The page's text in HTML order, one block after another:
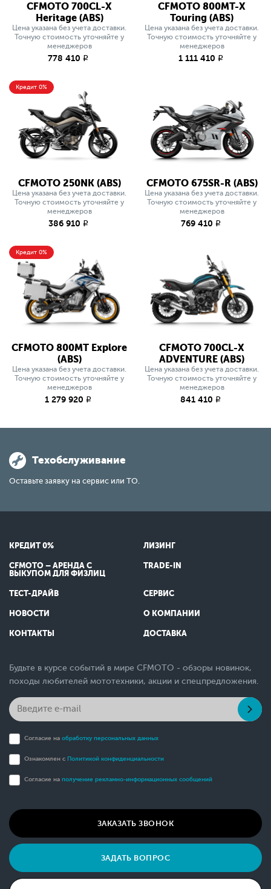
CFMOTO 700CL-X
Heritage (ABS)
Цена указана без учета доставки.
Точную стоимость уточняйте у
менеджеров
778 410 q
CFMOTO 800MT-X
Touring (ABS)
Цена указана без учета доставки.
Точную стоимость уточняйте у
менеджеров
1 111 410 q
Кредит 0%
CFMOTO 250NK (ABS)
Цена указана без учета доставки.
Точную стоимость уточняйте у
менеджеров
386 910 q
CFMOTO 675SR-R (ABS)
Цена указана без учета доставки.
Точную стоимость уточняйте у
менеджеров
769 410 q
Кредит 0%
CFMOTO 800MT Explore
(ABS)
Цена указана без учета доставки.
Точную стоимость уточняйте у
менеджеров
1 279 920 q
CFMOTO 700CL-X
ADVENTURE (ABS)
Цена указана без учета доставки.
Точную стоимость уточняйте у
менеджеров
841 410 q
Техобслуживание
Оставьте заявку на сервис или ТО.
КРЕДИТ 0% ЛИЗИНГ
CFMOTO – АРЕНДА С
ВЫКУПОМ ДЛЯ ФИЗЛИЦ
TRADE-IN
ТЕСТ-ДРАЙВ СЕРВИС
НОВОСТИ О КОМПАНИИ
КОНТАКТЫ ДОСТАВКА
Будьте в курсе событий в мире CFMOTO - обзоры новинок,
походы любителей мототехники, акции и спецпредложения.
Согласие на обработку персональных данных
Ознакомлен с Политикой конфиденциальности
Согласие на получение рекламно-информационных сообщений
ЗАКАЗАТЬ ЗВОНОК
ЗАДАТЬ ВОПРОС